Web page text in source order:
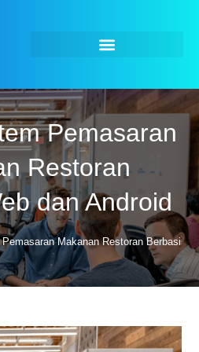
Pemasaran
Restoran
dan Android
Makanan Restoran Berbasis